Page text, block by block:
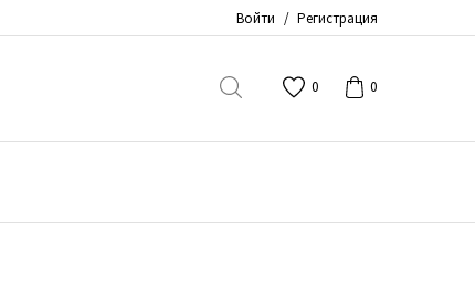
Войти / Регистрация
0 0